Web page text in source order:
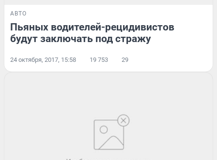
АВТО
Пьяных водителей-рецидивистов
будут заключать под стражу
24 октября, 2017, 15:58 19 753 29